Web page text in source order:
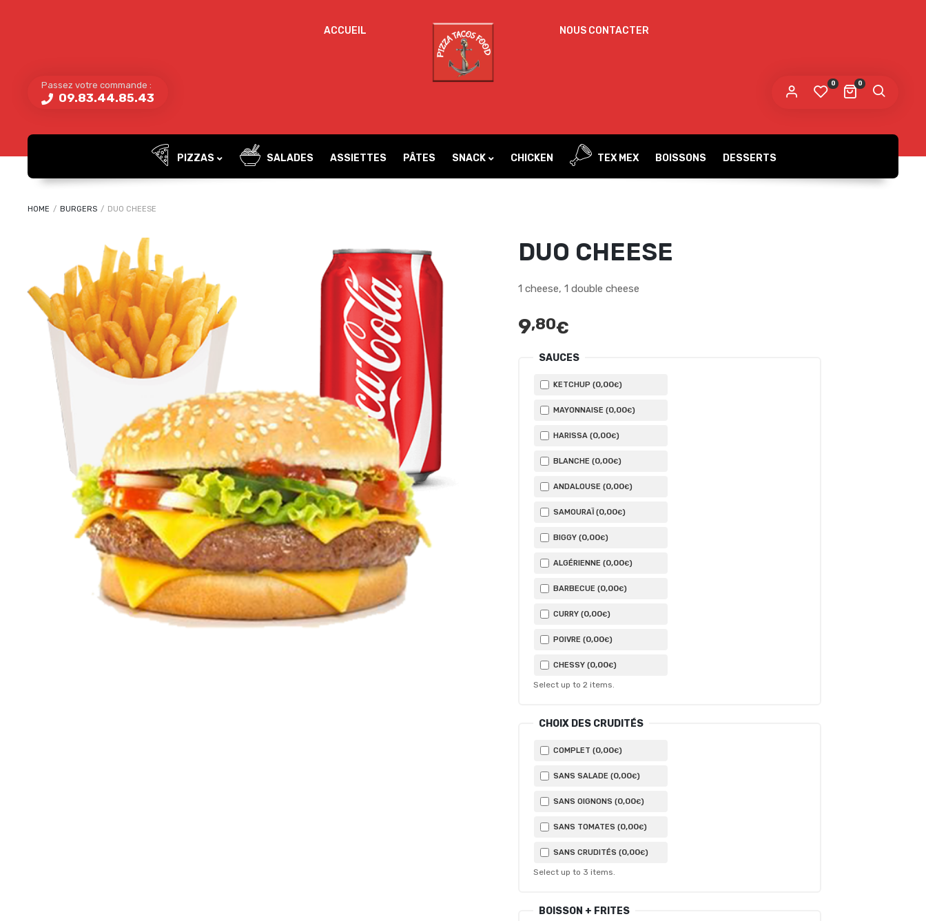
NOUS CONTACTER
ACCUEIL
Passez votre commande :
09.83.44.85.43
0
0
IDENTIFICATION
Vos données personnelles seront utilisées pour vous
PIZZAS SALADES ASSIETTES PÂTES SNACK CHICKEN TEX MEX BOISSONS DESSERTS
HOME / BURGERS / DUO CHEESE
DUO CHEESE
1 cheese, 1 double cheese
9,80€
SAUCES
KETCHUP (0,00€)
MAYONNAISE (0,00€)
HARISSA (0,00€)
BLANCHE (0,00€)
ANDALOUSE (0,00€)
SAMOURAÏ (0,00€)
BIGGY (0,00€)
ALGÉRIENNE (0,00€)
BARBECUE (0,00€)
CURRY (0,00€)
POIVRE (0,00€)
CHESSY (0,00€)
Select up to 2 items.
CHOIX DES CRUDITÉS
COMPLET (0,00€)
SANS SALADE (0,00€)
SANS OIGNONS (0,00€)
SANS TOMATES (0,00€)
SANS CRUDITÉS (0,00€)
Select up to 3 items.
BOISSON + FRITES